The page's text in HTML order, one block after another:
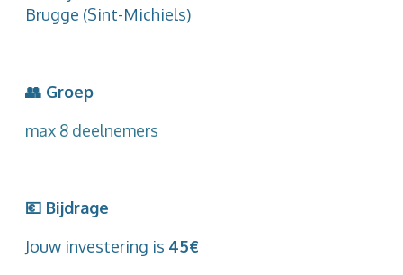
Brugge (Sint-Michiels)
👥 Groep
max 8 deelnemers
💶 Bijdrage
Jouw investering is 45€